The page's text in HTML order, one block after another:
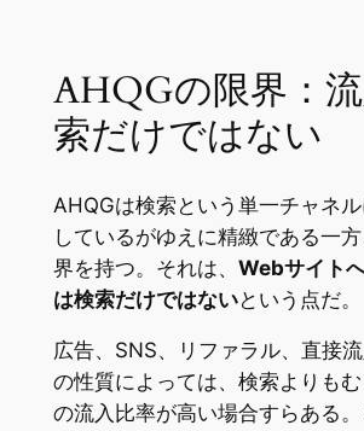
AHQGの限界：
索だけではない
AHQGは検索という単一チャネ
しているがゆえに精緻である一
界を持つ。それは、 Webサイト
は検索だけではないという点だ。
広告、SNS、リファラル、直接
の性質によっては、検索よりも
の流入比率が高い場合すらある